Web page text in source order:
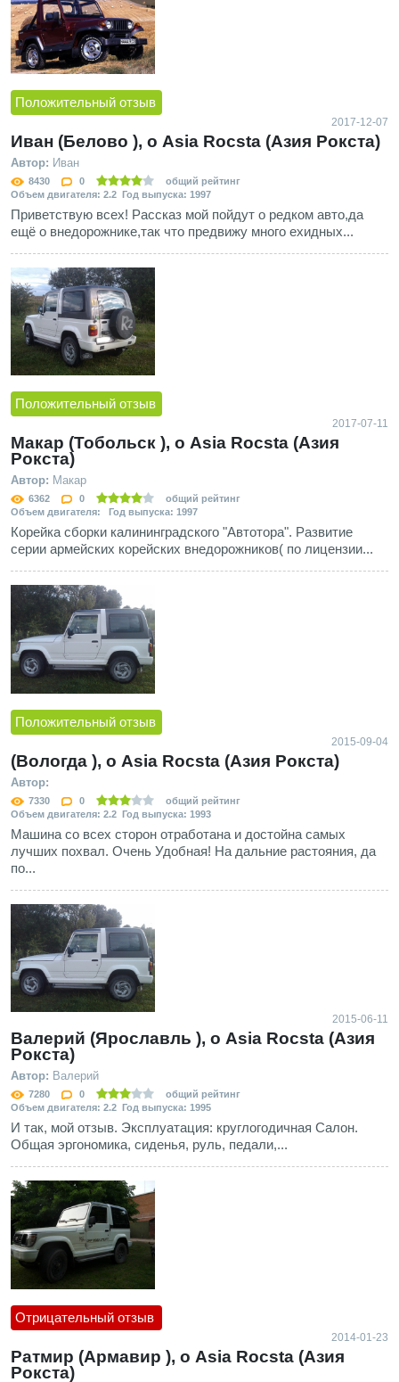
Положительный отзыв
2017-12-07
Иван (Белово ), о Asia Rocsta (Азия Рокста)
Автор: Иван
8430 0
общий рейтинг
Объем двигателя: 2.2 Год выпуска: 1997
Приветствую всех! Рассказ мой пойдут о редком авто,да
ещё о внедорожнике,так что предвижу много ехидных...
Положительный отзыв
2017-07-11
Макар (Тобольск ), о Asia Rocsta (Азия
Рокста)
Автор: Макар
6362 0
общий рейтинг
Объем двигателя: Год выпуска: 1997
Корейка сборки калининградского "Автотора". Развитие
серии армейских корейских внедорожников( по лицензии...
Положительный отзыв
2015-09-04
(Вологда ), о Asia Rocsta (Азия Рокста)
Автор:
7330 0
общий рейтинг
Объем двигателя: 2.2 Год выпуска: 1993
Машина со всех сторон отработана и достойна самых
лучших похвал. Очень Удобная! На дальние растояния, да
по...
2015-06-11
Валерий (Ярославль ), о Asia Rocsta (Азия
Рокста)
Автор: Валерий
7280 0
общий рейтинг
Объем двигателя: 2.2 Год выпуска: 1995
И так, мой отзыв. Эксплуатация: круглогодичная Салон.
Общая эргономика, сиденья, руль, педали,...
Отрицательный отзыв
2014-01-23
Ратмир (Армавир ), о Asia Rocsta (Азия
Рокста)